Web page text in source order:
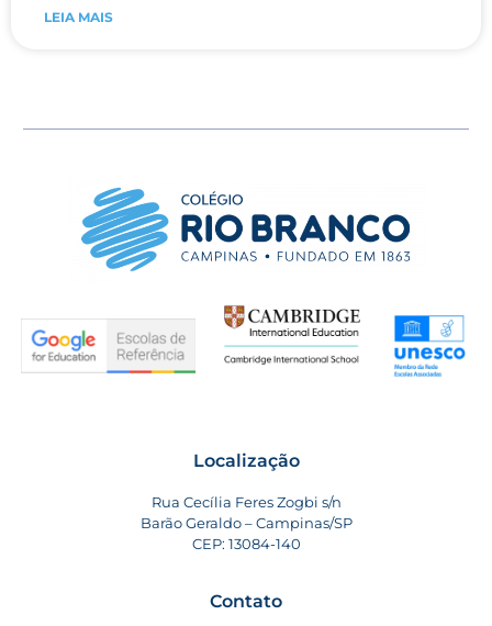
LEIA MAIS
Localização
Rua Cecília Feres Zogbi s/n
Barão Geraldo – Campinas/SP
CEP: 13084-140
Contato